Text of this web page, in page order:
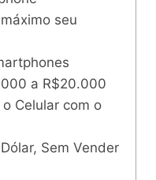
seu
a R$20.000
Celular com o
Sem Vender